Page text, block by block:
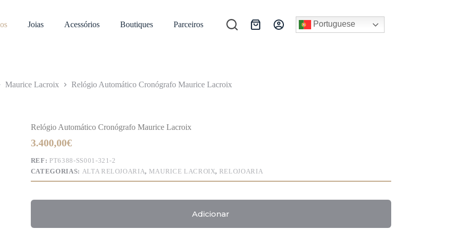
Joias Acessórios Boutiques Parceiros
Carrinho
Portuguese
Maurice Lacroix Relógio Automático Cronógrafo Maurice Lacroix
Relógio Automático Cronógrafo Maurice Lacroix
3.400,00€
REF: PT6388-SS001-321-2
CATEGORIAS: ALTA RELOJOARIA, MAURICE LACROIX, RELOJOARIA
Adicionar